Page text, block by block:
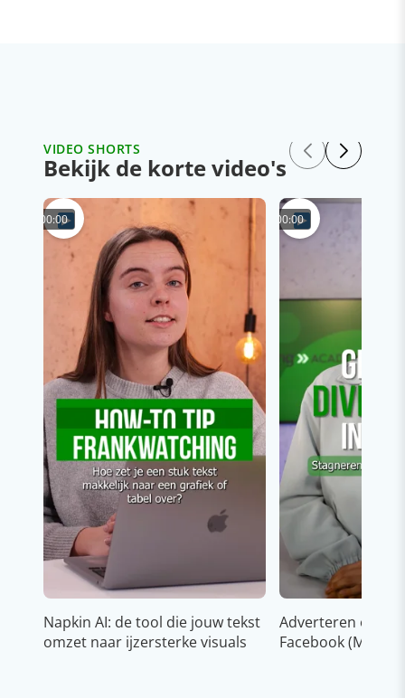
VIDEO SHORTS
Bekijk de korte video's
00:00
Napkin AI: de tool die jouw tekst
omzet naar ijzersterke visuals
00:00
Adverteren op
Facebook (Meta)